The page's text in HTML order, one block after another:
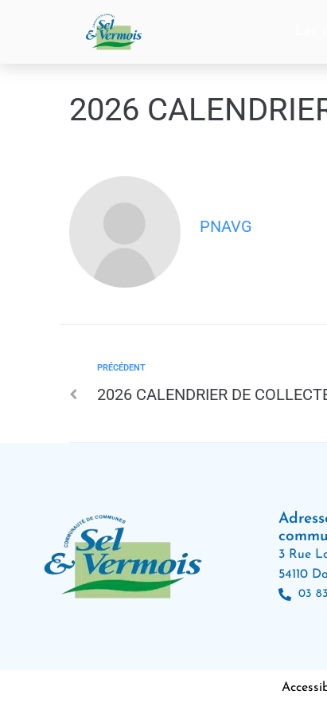
2026
PNAVG
PRÉCÉDENT
2026 CALENDRIER DE
3 Rue
54110
03